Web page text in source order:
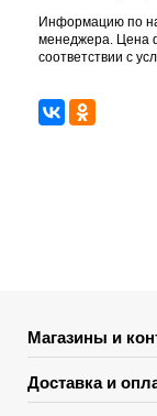
Информацию по
менеджера. Цена
соответствии с
Магазины и
Доставка и